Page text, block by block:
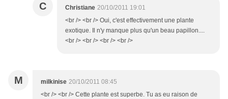
C Christiane 20/10/2011 19:01
<br /> <br /> Oui, c'est effectivement une plante
exotique. Il n'y manque plus qu'un beau papillon....
<br /> <br /> <br /> <br />
M milkinise 20/10/2011 08:45
<br /> <br /> Cette plante est superbe. Tu as eu raison de